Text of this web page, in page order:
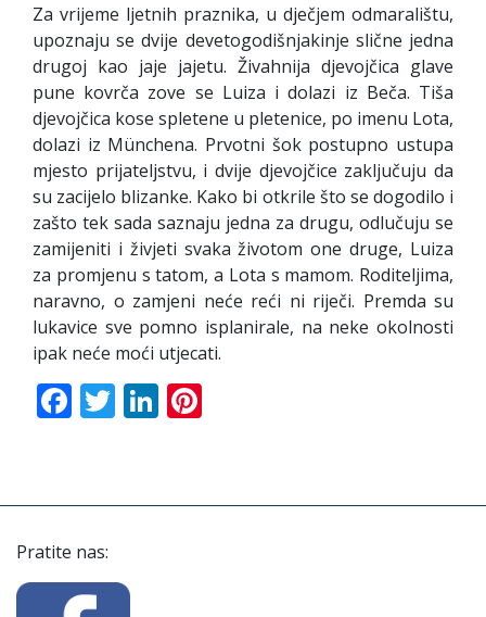
Za vrijeme ljetnih praznika, u dječjem odmaralištu,
upoznaju se dvije devetogodišnjakinje slične jedna
drugoj kao jaje jajetu. Živahnija djevojčica glave
pune kovrča zove se Luiza i dolazi iz Beča. Tiša
djevojčica kose spletene u pletenice, po imenu Lota,
dolazi iz Münchena. Prvotni šok postupno ustupa
mjesto prijateljstvu, i dvije djevojčice zaključuju da
su zacijelo blizanke. Kako bi otkrile što se dogodilo i
zašto tek sada saznaju jedna za drugu, odlučuju se
zamijeniti i živjeti svaka životom one druge, Luiza
za promjenu s tatom, a Lota s mamom. Roditeljima,
naravno, o zamjeni neće reći ni riječi. Premda su
lukavice sve pomno isplanirale, na neke okolnosti
ipak neće moći utjecati.
Facebook
TwitterLinkedIn
Pratite nas: